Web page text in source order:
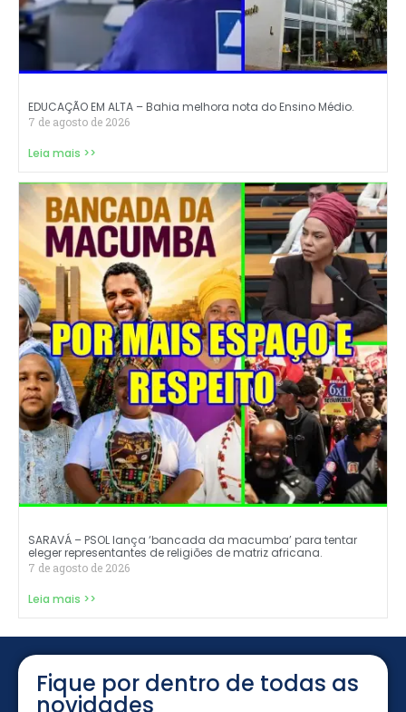
EDUCAÇÃO EM ALTA – Bahia melhora nota do Ensino Médio.
7 de agosto de 2026
Leia mais >>
SARAVÁ – PSOL lança ‘bancada da macumba’ para tentar
eleger representantes de religiões de matriz africana.
7 de agosto de 2026
Leia mais >>
Fique por dentro de todas as
novidades